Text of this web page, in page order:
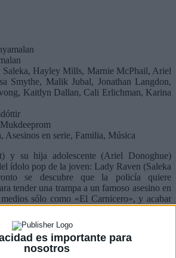
es importante para
nosotros
Saleka, Hayley Mills, Marnie McPhail, Ariel
Smythe, Malik Jubal, Jonathan Langdon,
Kaitlyn Dallan, Cali Erlichman, Karina
Asesinos en serie, Familia, Música
y su hija adolescente (Ariel Donoghue)
ídolo pop de la joven: Lady Raven (Saleka
se descubre que la policía quiere
tender una trampa a un famoso asesino en
sólo como «El Carnicero», y acabar
actividades. Y efectivamente, la
de la ley de que el peligros criminal va a
ser correcta: el asesino es en realidad
busca la manera de escapar de sus
soga se aprieta a su alrededor.